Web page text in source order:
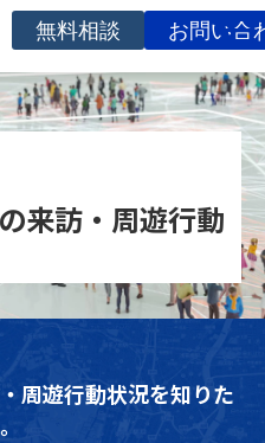
無料相談 お問い合
を探す
ム
ご質問
来訪・周遊行動
周遊行動状況を知りた